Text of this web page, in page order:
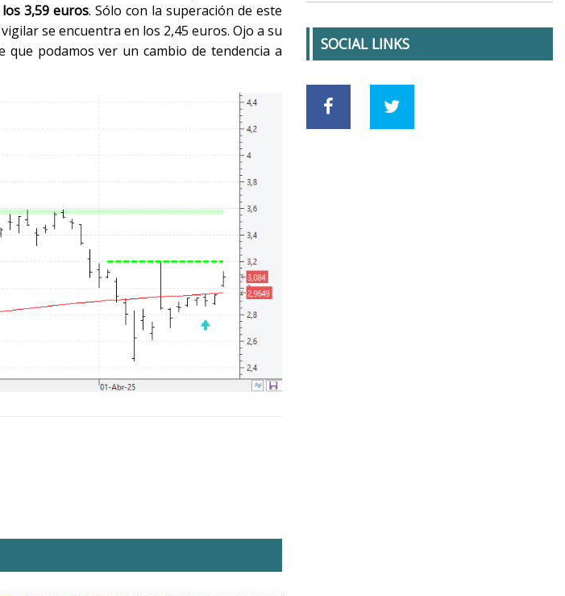
3,59 euros. Sólo con la superación de este
se encuentra en los 2,45 euros. Ojo a su
podamos ver un cambio de tendencia a
SOCIAL LINKS